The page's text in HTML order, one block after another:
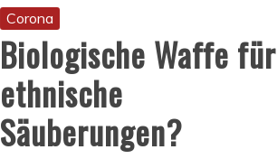
Corona
Biologische Waffe für
ethnische
Säuberungen?